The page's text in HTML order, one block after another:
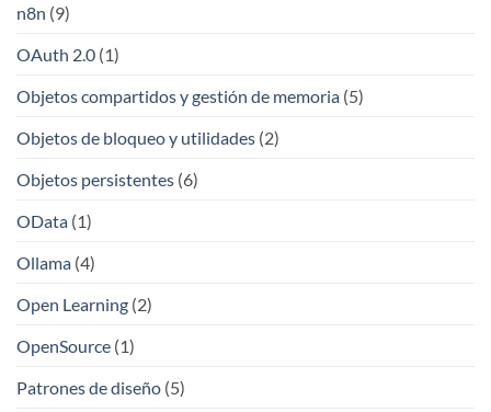
n8n (9)
OAuth 2.0 (1)
Objetos compartidos y gestión de memoria (5)
Objetos de bloqueo y utilidades (2)
Objetos persistentes (6)
OData (1)
Ollama (4)
Open Learning (2)
OpenSource (1)
Patrones de diseño (5)